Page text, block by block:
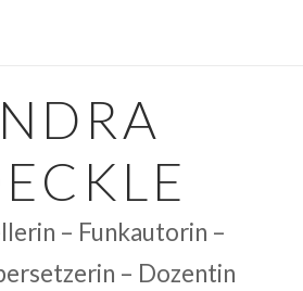
– Funkautorin –
– Dozentin